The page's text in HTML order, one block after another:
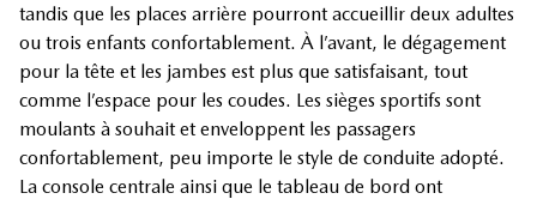
tandis que les places arrière pourront accueillir deux adultes
ou trois enfants confortablement. À l’avant, le dégagement
pour la tête et les jambes est plus que satisfaisant, tout
comme l’espace pour les coudes. Les sièges sportifs sont
moulants à souhait et enveloppent les passagers
confortablement, peu importe le style de conduite adopté.
La console centrale ainsi que le tableau de bord ont